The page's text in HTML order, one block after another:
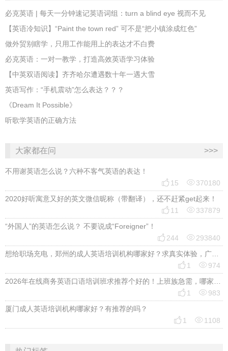
必克英语 | 每天一分钟速记英语词组：turn a blind eye 视而不见
​【英语冷知识】“Paint the town red” 可不是“把小镇涂成红色”
做外贸别瞎学，只用工作能用上的表达才不白费
必克英语：一对一教学，打造高效英语学习体验
【中英双语阅读】齐齐哈尔遭遇数十年一遇大雪
英语写作：“手机震动”怎么表达？？？
《Dream It Possible》
听歌学英语的正确方法
大家都在问 >>>
不用谢英语怎么说？六种不客气英语的表达！
 15 370180
2020好听寓意又好的英文微信昵称（带翻译），还不赶紧get起来！
 11 337879
“外国人”的英语怎么说？ 不要说成“Foreigner”！
 244 293840
想给职场充电，郑州的成人英语培训机构哪家好？求真实体验，广告勿扰，感谢！
 1 974
2026年在线商务英语口语培训班求推荐个好的！上班族急需，哪家好？
 1 983
厦门成人英语培训机构哪家好？有推荐的吗？
 1 1108